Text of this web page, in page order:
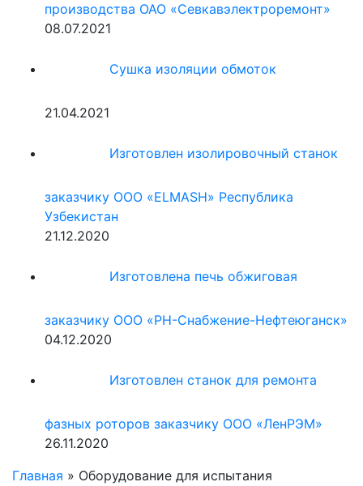
производства ОАО «Севкавэлектроремонт»
08.07.2021
Сушка изоляции обмоток
21.04.2021
Изготовлен изолировочный станок
заказчику ООО «ELMASH» Республика
Узбекистан
21.12.2020
Изготовлена печь обжиговая
заказчику ООО «РН-Снабжение-Нефтеюганск»
04.12.2020
Изготовлен станок для ремонта
фазных роторов заказчику ООО «ЛенРЭМ»
26.11.2020
Главная » Оборудование для испытания